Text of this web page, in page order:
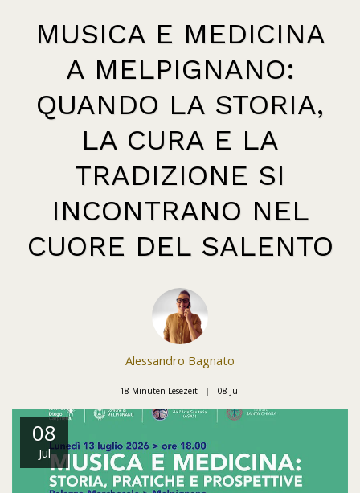
MUSICA E MEDICINA
A MELPIGNANO:
QUANDO LA STORIA,
LA CURA E LA
TRADIZIONE SI
INCONTRANO NEL
CUORE DEL SALENTO
Alessandro Bagnato
18 Minuten Lesezeit 08 Jul
08
Jul